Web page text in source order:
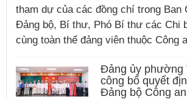
tham dự của các đồng chí trong Ban
Đảng bộ, Bí thư, Phó Bí thư các Chi
cùng toàn thể đảng viên thuộc Công
Đảng ủy phường
công bố quyết
Đảng bộ Công